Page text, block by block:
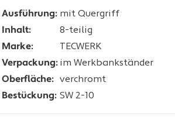
Ausführung: mit Quergriff
Inhalt:
8-teilig
Marke:
TECWERK
Verpackung: im Werkbankständer
Oberfläche:
verchromt
Bestückung: SW 2-10